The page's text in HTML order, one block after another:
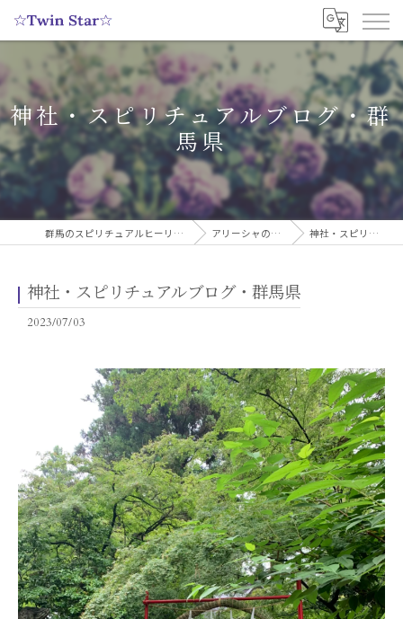
神社・スピリチュアルブログ・群
馬県
群馬のスピリチュアルヒーリングサロンなら実績多数の☆Twin Star☆ アリーシャのスピリチュアルブログ 神社・スピリチュアルブログ・群馬県
神社・スピリチュアルブログ・群馬県
2023/07/03